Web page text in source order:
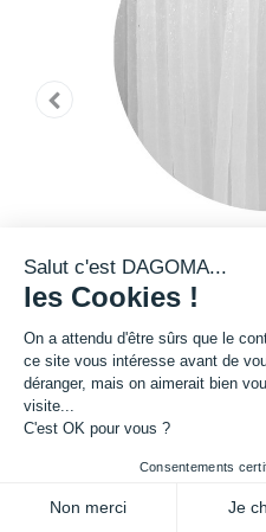
Cette bobine de filament de la teinte
dans sa composition, ce filament
terme de robustesse. Rigidité,
Salut c'est DAGOMA...
les Cookies !
On a attendu d'être sûrs que le
ce site vous intéresse avant de
déranger, mais on aimerait bien
visite...
C'est OK pour vous ?
Consentements
Non merci Je